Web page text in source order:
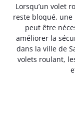
Lorsqu’un volet
reste bloqué,
peut être
améliorer la
dans la ville de
volets roulant,